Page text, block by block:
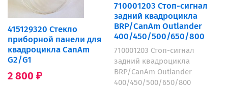
415129320 Стекло
приборной панели для
квадроцикла CanAm
G2/G1
2 800 ₽
710001203 Стоп-сигнал
задний квадроцикла
BRP/CanAm Outlander
400/450/500/650/800
710001203 Стоп-сигнал
задний квадроцикла
BRP/CanAm Outlander
400/450/500/650/800